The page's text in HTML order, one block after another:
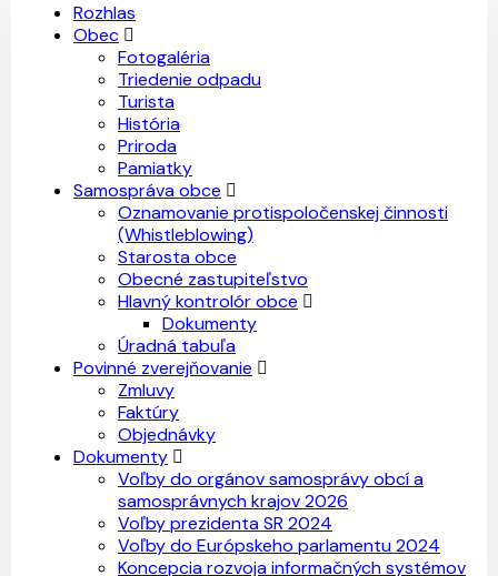
Rozhlas
Obec
Fotogaléria
Triedenie odpadu
Turista
História
Priroda
Pamiatky
Samospráva obce
Oznamovanie protispoločenskej činnosti
(Whistleblowing)
Starosta obce
Obecné zastupiteľstvo
Hlavný kontrolór obce
Dokumenty
Úradná tabuľa
Povinné zverejňovanie
Zmluvy
Faktúry
Objednávky
Dokumenty
Voľby do orgánov samosprávy obcí a
samosprávnych krajov 2026
Voľby prezidenta SR 2024
Voľby do Európskeho parlamentu 2024
Koncepcia rozvoja informačných systémov